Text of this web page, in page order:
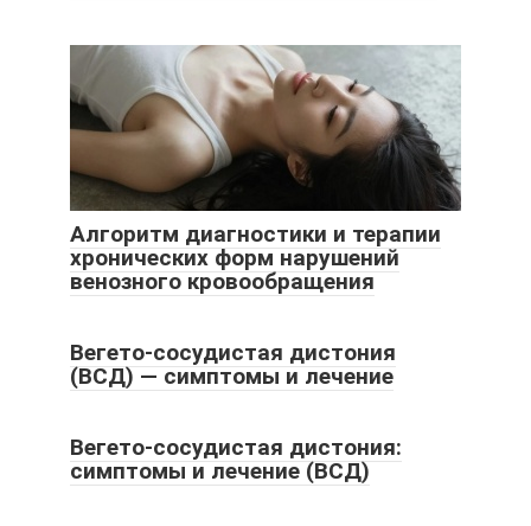
Алгоритм диагностики и терапии
хронических форм нарушений
венозного кровообращения
Вегето-сосудистая дистония
(ВСД) — симптомы и лечение
Вегето-сосудистая дистония:
симптомы и лечение (ВСД)